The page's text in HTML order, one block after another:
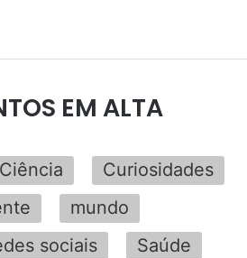
EM ALTA
Ciência
Curiosidades
mundo
sociais
Saúde